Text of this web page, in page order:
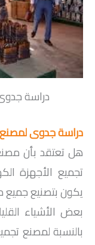
دراسة
دراسة جدوى لمصنع
هل تعتقد بأن
تجميع الأجهزة
يكون بتصنيع جميع
بعض الأشياء
بالنسبة لمصنع